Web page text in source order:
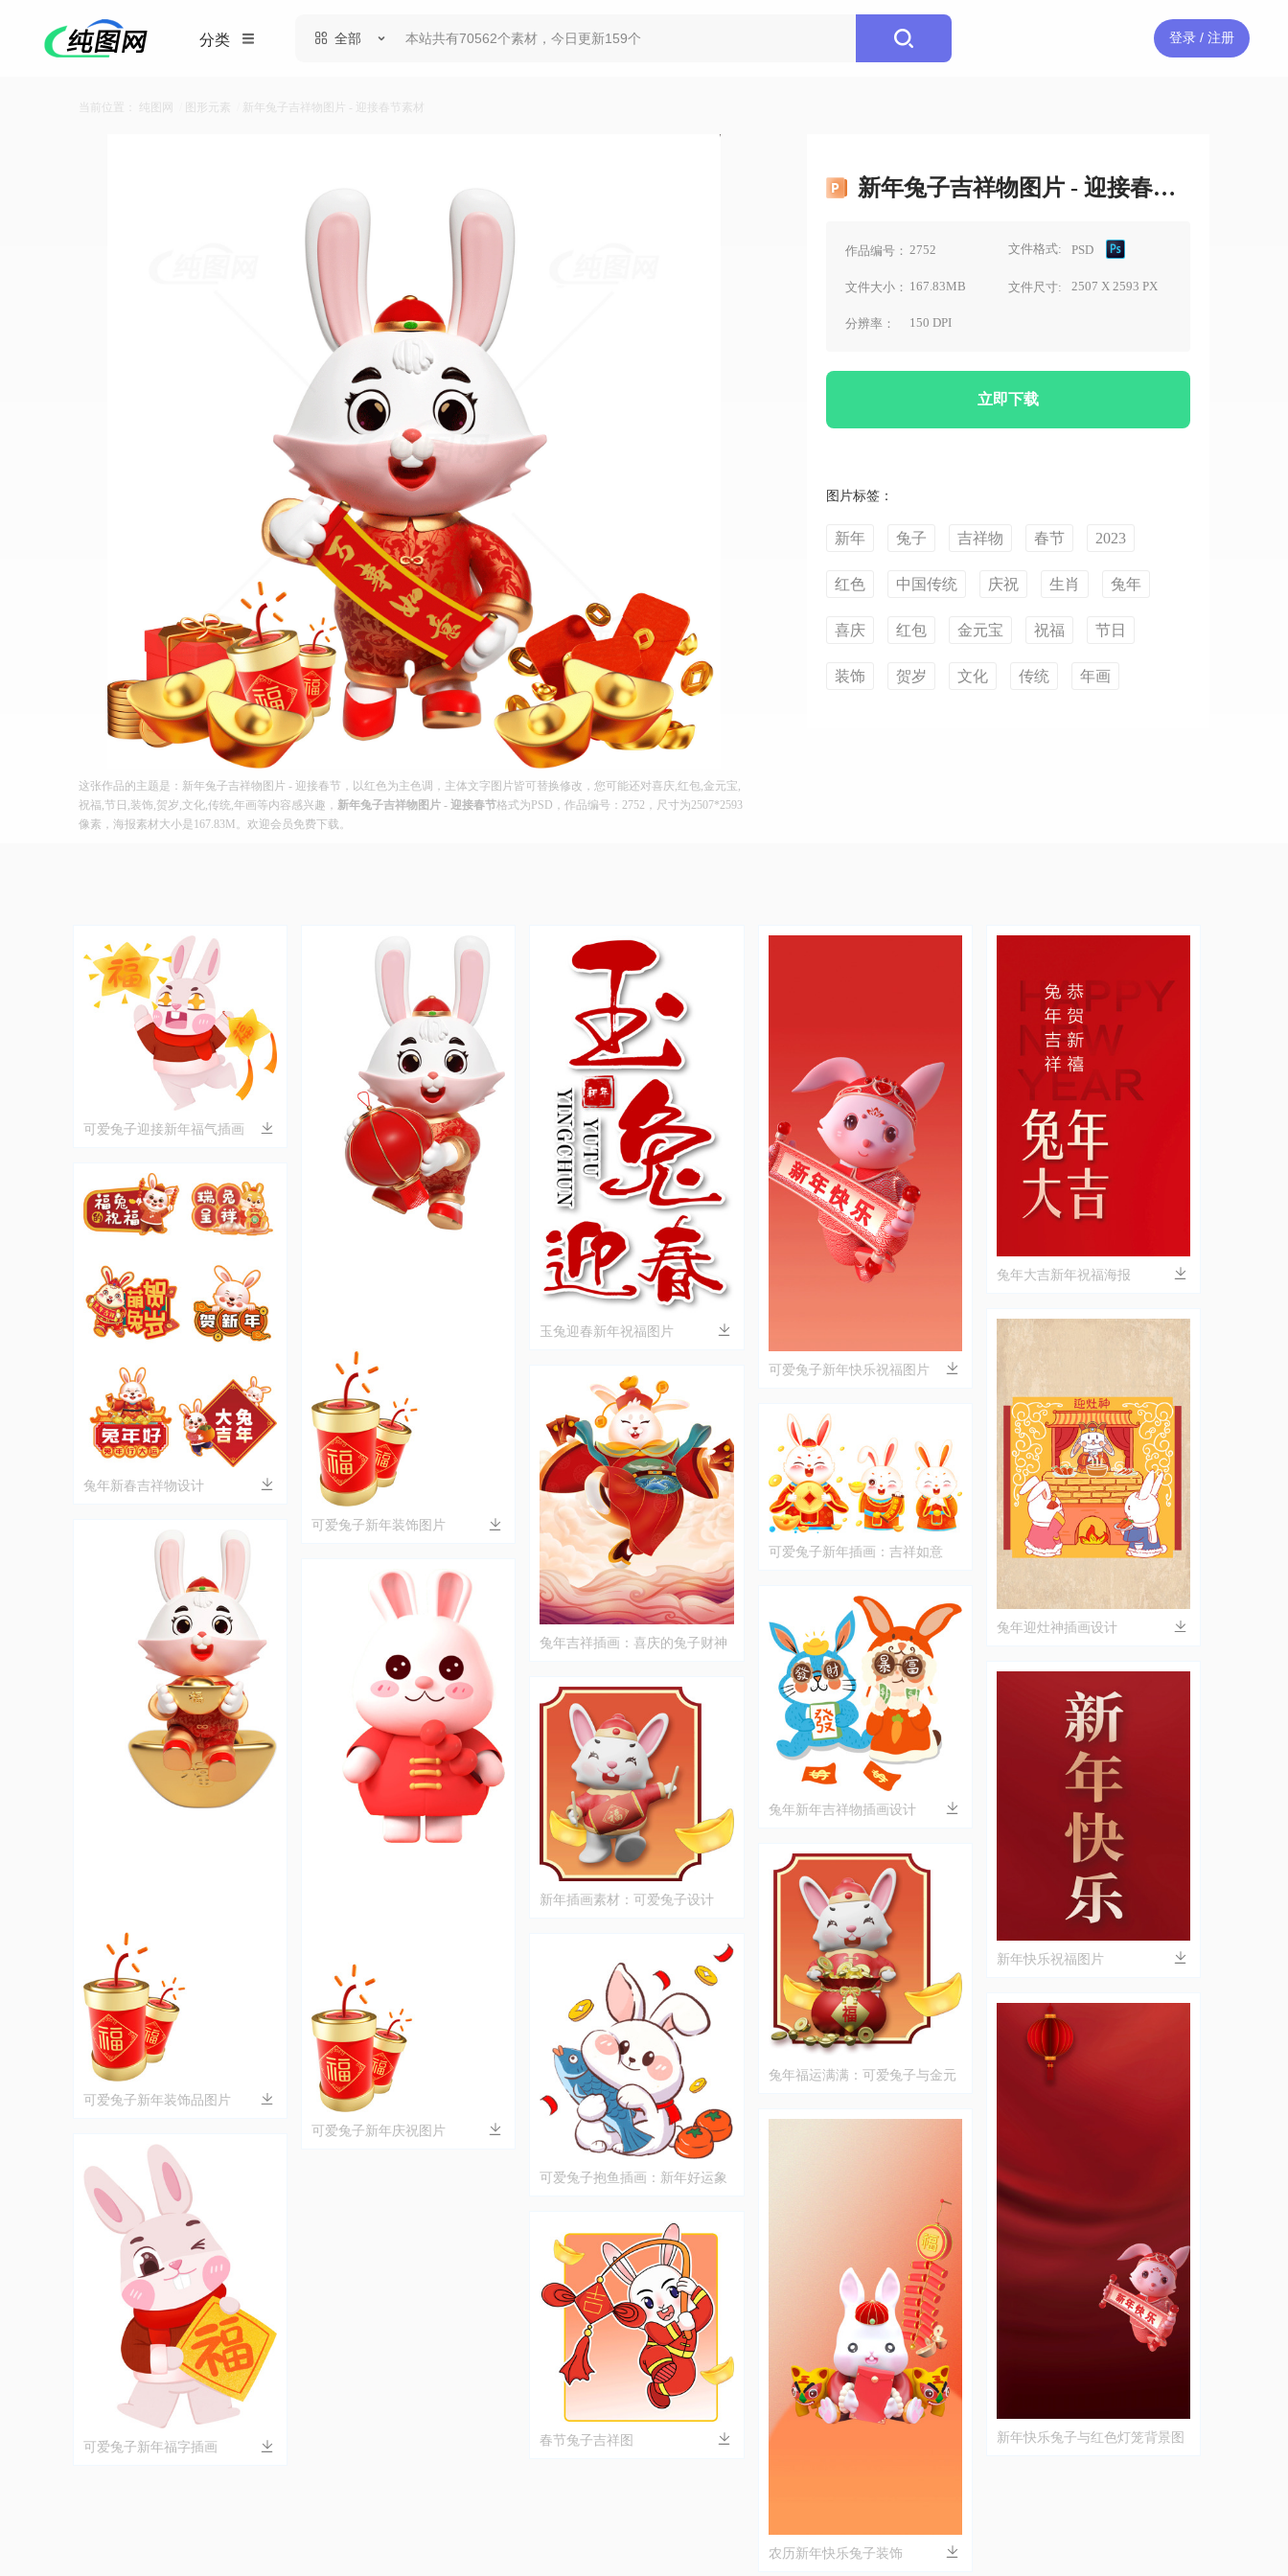
分类 全部 登录 / 注册
当前位置： 纯图网 图形元素 新年兔子吉祥物图片 - 迎接春节素材
新年兔子吉祥物图片 - 迎接春节素材
作品编号： 2752 文件格式: PSD
文件大小： 167.83MB 文件尺寸: 2507 X 2593 PX
分辨率： 150 DPI
立即下载
图片标签：
新年 兔子 吉祥物 春节 2023
红色 中国传统 庆祝 生肖 兔年
喜庆 红包 金元宝 祝福 节日
装饰 贺岁 文化 传统 年画
这张作品的主题是：新年兔子吉祥物图片 - 迎接春节，以红色为主色调，主体文字图片皆可替换修改，您可能还对喜庆,红包,金元宝,
祝福,节日,装饰,贺岁,文化,传统,年画等内容感兴趣， 新年兔子吉祥物图片 - 迎接春节格式为PSD，作品编号：2752，尺寸为2507*2593
像素，海报素材大小是167.83M。欢迎会员免费下载。
可爱兔子迎接新年福气插画
兔年新春吉祥物设计
可爱兔子新年装饰品图片
可爱兔子新年福字插画
可爱兔子新年装饰图片
可爱兔子新年庆祝图片
玉兔迎春新年祝福图片
兔年吉祥插画：喜庆的兔子财神
新年插画素材：可爱兔子设计
可爱兔子抱鱼插画：新年好运象
春节兔子吉祥图
可爱兔子新年快乐祝福图片
可爱兔子新年插画：吉祥如意
兔年新年吉祥物插画设计
兔年福运满满：可爱兔子与金元
农历新年快乐兔子装饰
兔年大吉新年祝福海报
兔年迎灶神插画设计
新年快乐祝福图片
新年快乐兔子与红色灯笼背景图